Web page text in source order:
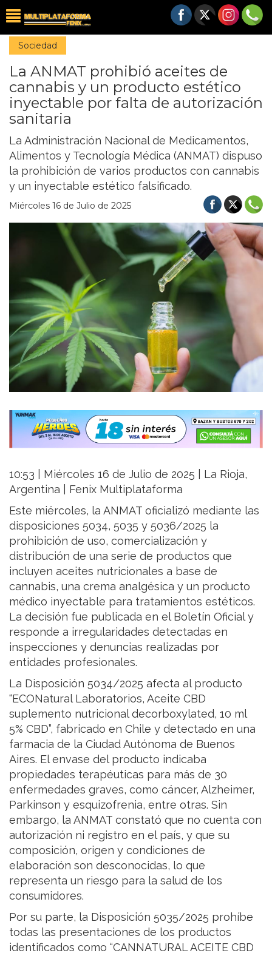
Sociedad
La ANMAT prohibió aceites de
cannabis y un producto estético
inyectable por falta de autorización
sanitaria
La Administración Nacional de Medicamentos,
Alimentos y Tecnología Médica (ANMAT) dispuso
la prohibición de varios productos con cannabis
y un inyectable estético falsificado.
Miércoles 16 de Julio de 2025
10:53 | Miércoles 16 de Julio de 2025 | La Rioja,
Argentina | Fenix Multiplataforma
Este miércoles, la ANMAT oficializó mediante las
disposiciones 5034, 5035 y 5036/2025 la
prohibición de uso, comercialización y
distribución de una serie de productos que
incluyen aceites nutricionales a base de
cannabis, una crema analgésica y un producto
médico inyectable para tratamientos estéticos.
La decisión fue publicada en el Boletín Oficial y
responde a irregularidades detectadas en
inspecciones y denuncias realizadas por
entidades profesionales.
La Disposición 5034/2025 afecta al producto
“ECONatural Laboratorios, Aceite CBD
suplemento nutricional decorboxylated, 10 ml
5% CBD”, fabricado en Chile y detectado en una
farmacia de la Ciudad Autónoma de Buenos
Aires. El envase del producto indicaba
propiedades terapéuticas para más de 30
enfermedades graves, como cáncer, Alzheimer,
Parkinson y esquizofrenia, entre otras. Sin
embargo, la ANMAT constató que no cuenta con
autorización ni registro en el país, y que su
composición, origen y condiciones de
elaboración son desconocidas, lo que
representa un riesgo para la salud de los
consumidores.
Por su parte, la Disposición 5035/2025 prohíbe
todas las presentaciones de los productos
identificados como “CANNATURAL ACEITE CBD